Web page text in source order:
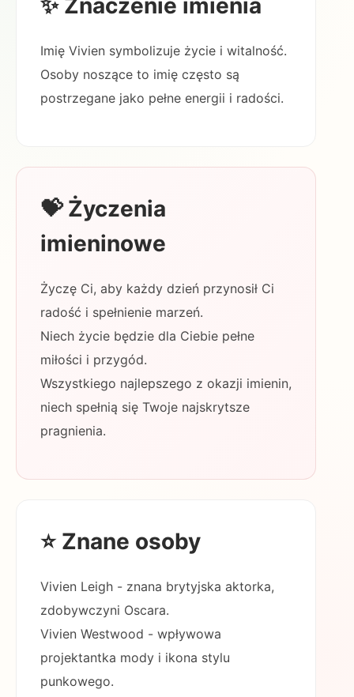
✨ Znaczenie imienia
Imię Vivien symbolizuje życie i witalność.
Osoby noszące to imię często są
postrzegane jako pełne energii i radości.
💝 Życzenia
imieninowe
Życzę Ci, aby każdy dzień przynosił Ci
radość i spełnienie marzeń.
Niech życie będzie dla Ciebie pełne
miłości i przygód.
Wszystkiego najlepszego z okazji imienin,
niech spełnią się Twoje najskrytsze
pragnienia.
⭐ Znane osoby
Vivien Leigh - znana brytyjska aktorka,
zdobywczyni Oscara.
Vivien Westwood - wpływowa
projektantka mody i ikona stylu
punkowego.